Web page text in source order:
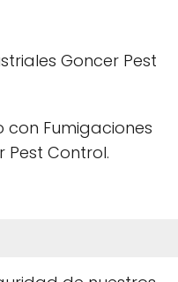
Goncer Pest
Fumigaciones
Pest Control.